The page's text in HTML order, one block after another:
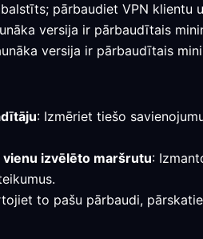
pārbaudiet VPN klientu
versija ir pārbaudītais
versija ir pārbaudītais
: Izmēriet tiešo
izvēlēto maršrutu:
to pašu pārbaudi,